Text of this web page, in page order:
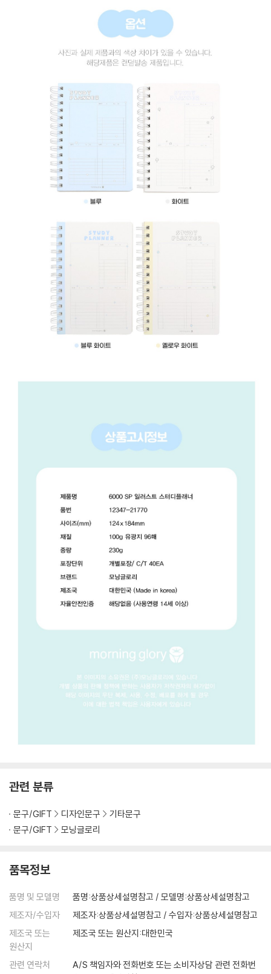
관련 분류
문구/GIFT 디자인문구
기타문구
문구/GIFT
모닝글로리
품목정보
품명 및 모델명
품명:상품상세설명참고 / 모델명:상품상세설명참고
제조자/수입자
제조자:상품상세설명참고 / 수입자:상품상세설명참고
제조국 또는
원산지
제조국 또는 원산지:대한민국
관련 연락처
A/S 책임자와 전화번호 또는 소비자상담 관련 전화번